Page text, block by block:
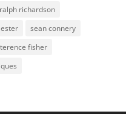
ralph richardson
sean connery
terence fisher